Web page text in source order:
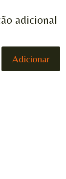
adicional
Adicionar